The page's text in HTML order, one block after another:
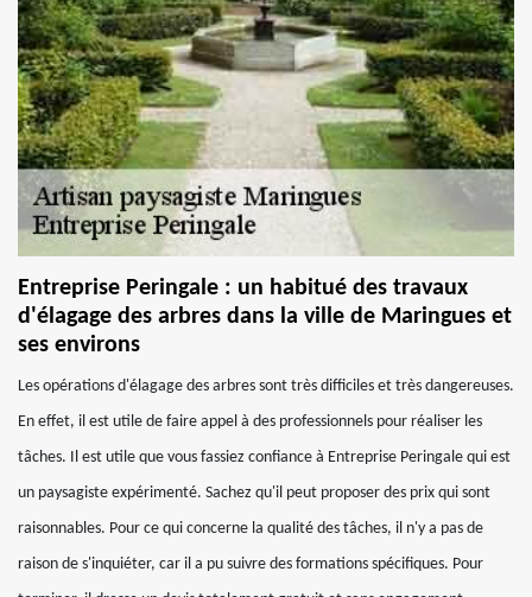
Entreprise Peringale : un habitué des travaux
d'élagage des arbres dans la ville de Maringues et
ses environs
Les opérations d'élagage des arbres sont très difficiles et très dangereuses.
En effet, il est utile de faire appel à des professionnels pour réaliser les
tâches. Il est utile que vous fassiez confiance à Entreprise Peringale qui est
un paysagiste expérimenté. Sachez qu'il peut proposer des prix qui sont
raisonnables. Pour ce qui concerne la qualité des tâches, il n'y a pas de
raison de s'inquiéter, car il a pu suivre des formations spécifiques. Pour